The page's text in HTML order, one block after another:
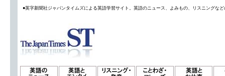
●英字新聞社ジャパンタイムズによる英語学習サイト。英語のニュース、よみもの、リスニングな